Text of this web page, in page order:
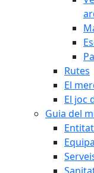
Rutes
El
El joc
Guia del